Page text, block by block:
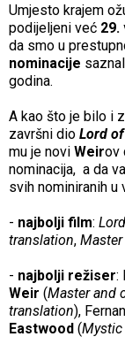
Umjesto krajem
podijeljeni već 29.
da smo u
nominacije
godina.
A kao što je bilo i
završni dio Lord
mu je novi Weirov
nominacija, a da
svih nominiranih u
- najbolji film:
translation,
- najbolji režiser:
Weir (Master and
translation),
Eastwood (Mystic